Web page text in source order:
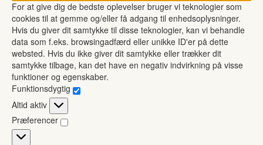
For at give dig de bedste oplevelser bruger vi teknologier som
cookies til at gemme og/eller få adgang til enhedsoplysninger.
Hvis du giver dit samtykke til disse teknologier, kan vi behandle
data som f.eks. browsingadfærd eller unikke ID'er på dette
websted. Hvis du ikke giver dit samtykke eller trækker dit
samtykke tilbage, kan det have en negativ indvirkning på visse
funktioner og egenskaber.
Funktionsdygtig
Funktionsdygtig
Altid aktiv
Præferencer
Præferencer